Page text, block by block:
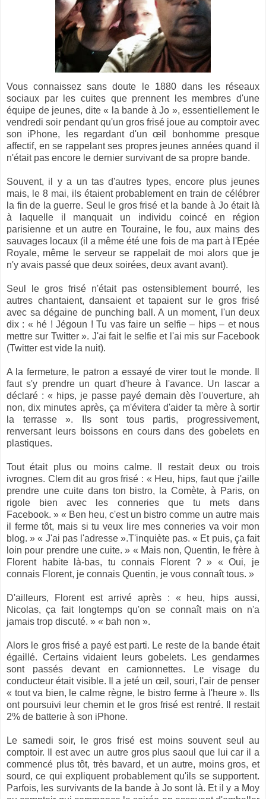
Vous connaissez sans doute le 1880 dans les réseaux
sociaux par les cuites que prennent les membres d'une
équipe de jeunes, dite « la bande à Jo », essentiellement le
vendredi soir pendant qu'un gros frisé joue au comptoir avec
son iPhone, les regardant d'un œil bonhomme presque
affectif, en se rappelant ses propres jeunes années quand il
n'était pas encore le dernier survivant de sa propre bande.
Souvent, il y a un tas d'autres types, encore plus jeunes
mais, le 8 mai, ils étaient probablement en train de célébrer
la fin de la guerre. Seul le gros frisé et la bande à Jo était là
à laquelle il manquait un individu coincé en région
parisienne et un autre en Touraine, le fou, aux mains des
sauvages locaux (il a même été une fois de ma part à l'Epée
Royale, même le serveur se rappelait de moi alors que je
n'y avais passé que deux soirées, deux avant avant).
Seul le gros frisé n'était pas ostensiblement bourré, les
autres chantaient, dansaient et tapaient sur le gros frisé
avec sa dégaine de punching ball. A un moment, l'un deux
dix : « hé ! Jégoun ! Tu vas faire un selfie – hips – et nous
mettre sur Twitter ». J'ai fait le selfie et l'ai mis sur Facebook
(Twitter est vide la nuit).
A la fermeture, le patron a essayé de virer tout le monde. Il
faut s'y prendre un quart d'heure à l'avance. Un lascar a
déclaré : « hips, je passe payé demain dès l'ouverture, ah
non, dix minutes après, ça m'évitera d'aider ta mère à sortir
la terrasse ». Ils sont tous partis, progressivement,
renversant leurs boissons en cours dans des gobelets en
plastiques.
Tout était plus ou moins calme. Il restait deux ou trois
ivrognes. Clem dit au gros frisé : « Heu, hips, faut que j'aille
prendre une cuite dans ton bistro, la Comète, à Paris, on
rigole bien avec les conneries que tu mets dans
Facebook. » « Ben heu, c'est un bistro comme un autre mais
il ferme tôt, mais si tu veux lire mes conneries va voir mon
blog. » « J'ai pas l'adresse ».T'inquiète pas. « Et puis, ça fait
loin pour prendre une cuite. » « Mais non, Quentin, le frère à
Florent habite là-bas, tu connais Florent ? » « Oui, je
connais Florent, je connais Quentin, je vous connaît tous. »
D'ailleurs, Florent est arrivé après : « heu, hips aussi,
Nicolas, ça fait longtemps qu'on se connaît mais on n'a
jamais trop discuté. » « bah non ».
Alors le gros frisé a payé est parti. Le reste de la bande était
égaillé. Certains vidaient leurs gobelets. Les gendarmes
sont passés devant en camionnettes. Le visage du
conducteur était visible. Il a jeté un œil, souri, l'air de penser
« tout va bien, le calme règne, le bistro ferme à l'heure ». Ils
ont poursuivi leur chemin et le gros frisé est rentré. Il restait
2% de batterie à son iPhone.
Le samedi soir, le gros frisé est moins souvent seul au
comptoir. Il est avec un autre gros plus saoul que lui car il a
commencé plus tôt, très bavard, et un autre, moins gros, et
sourd, ce qui expliquent probablement qu'ils se supportent.
Parfois, les survivants de la bande à Jo sont là. Et il y a Moy